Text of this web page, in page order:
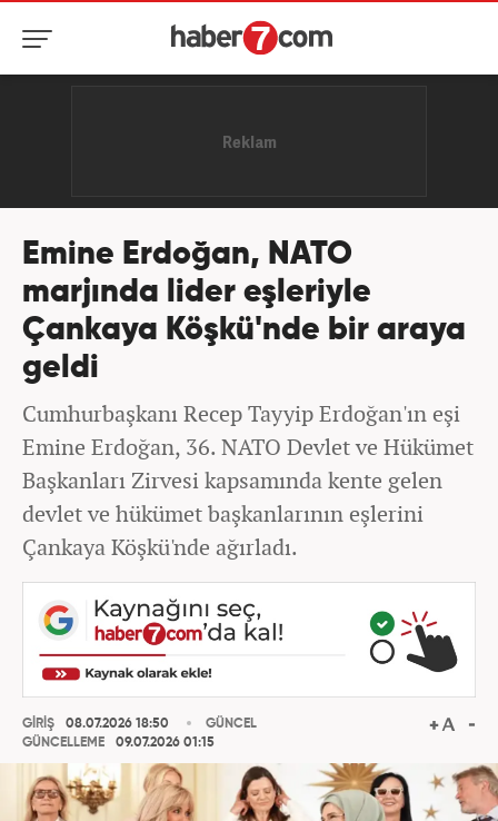
Emine Erdoğan, NATO
marjında lider eşleriyle
Çankaya Köşkü'nde bir araya
geldi
Cumhurbaşkanı Recep Tayyip Erdoğan'ın eşi
Emine Erdoğan, 36.⁠ ⁠NATO Devlet ve Hükümet
Başkanları Zirvesi kapsamında kente gelen
devlet ve hükümet başkanlarının eşlerini
Çankaya Köşkü'nde ağırladı.
GİRİŞ
08.07.2026 18:50
GÜNCELLEME
09.07.2026 01:15
GÜNCEL